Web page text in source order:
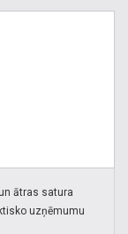
ātras satura
uzņēmumu